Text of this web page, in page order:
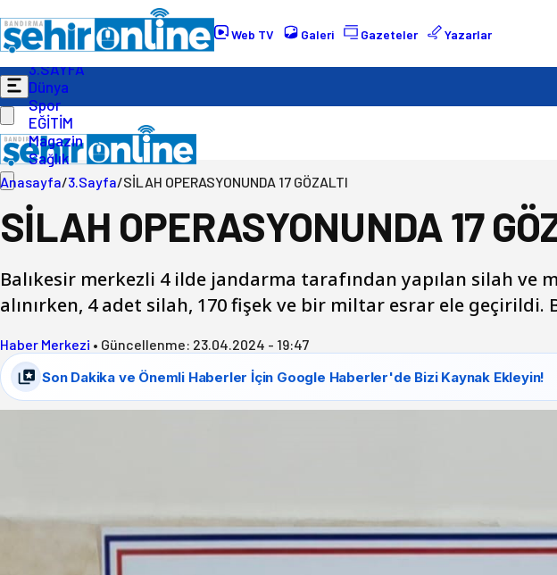
Web TV Galeri Gazeteler Yazarlar
Gündem
Ekonomi
Politika
3.SAYFA
Dünya
Spor
EĞİTİM
Magazin
Sağlık
Anasayfa/3.Sayfa/SİLAH OPERASYONUNDA 17 GÖZALTI
SİLAH OPERASYONUNDA 17
Balıkesir merkezli 4 ilde jandarma tarafından yapılan silah
alınırken, 4 adet silah, 170 fişek ve bir miltar esrar ele geçirildi.
Haber Merkezi • Güncellenme: 23.04.2024 - 19:47
Son Dakika ve Önemli Haberler İçin Google Haberler'de Bizi Kaynak Ekleyin!